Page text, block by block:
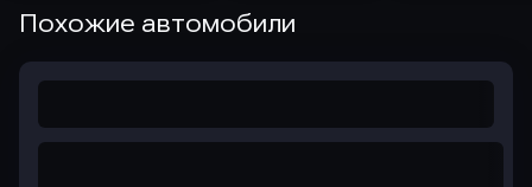
Похожие автомобили